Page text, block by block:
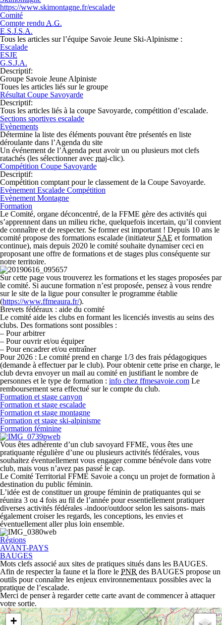
https://www.skimontagne.fr/escalade
Comité
Compte rendu A.G.
E.S.J.S.A.
Tous les articles sur l’équipe Savoie Jeune Ski-Alpinisme :
Escalade
ESJE
G.S.J.A.
Descriptif:
Groupe Savoie Jeune Alpiniste
Toues les articles liés sur le groupe
Résultat Coupe Savoyarde
Descriptif:
Tous les articles liés à la coupe Savoyarde, compétition d’escalade.
Sections sportives escalade
Evènements
Détermine la liste des éléments pouvant être présentés en liste
déroulante dans l’Agenda du site
Un événement de l’Agenda peut avoir un ou plusieurs mot clefs
ratachés (les sélectionner avec maj-clic).
Compétition Coupe Savoyarde
Descriptif:
Compétition comptant pour le classement de la Coupe Savoyarde.
Evènement Escalade Compétition
Evènement Montagne
Formation
Le Comité, organe déconcentré, de la FFME gère des activités qui
s’apprennent dans un milieu riche, quelquefois incertain, qu’il convient
de connaître et de respecter. Se former est important ! Depuis 10 ans le
comité propose des formations escalade (initiateur SAE et formation
continue), mais depuis 2020 le comité souhaite dynamiser ceci en
proposant une offre de formations et de stages plus conséquente sur
notre territoire.
Sur cette page vous trouverez les formations et les stages proposées par
le comité. Si aucune formation n’est proposée, pensez à vous rendre
sur le site de la ligue pour consulter le programme établie
(https://www.ffmeaura.fr/).
Brevets fédéraux : aide du comité
Le comité aide les clubs en formant les licenciés investis au seins des
clubs. Des formations sont possibles :
– Pour arbitrer
– Pour ouvrir et/ou équiper
– Pour encadrer et/ou entraîner
Pour 2026 : Le comité prend en charge 1/3 des frais pédagogiques
(demande à effectuer par le club). Pour obtenir cette prise en charge, le
club devra envoyer un mail au comité en justifiant le nombre de
personnes et le type de formation : info chez ffmesavoie.com Le
remboursement sera effectué sur le compte du club.
Formation et stage canyon
Formation et stage escalade
Formation et stage montagne
Formation et stage ski-alpinisme
Formation féminine
Vous êtes adhérente d’un club savoyard FFME, vous êtes une
pratiquante régulière d’une ou plusieurs activités fédérales, vous
souhaitez éventuellement vous engager comme bénévole dans votre
club, mais vous n’avez pas passé le cap.
Le Comité Territorial FFME Savoie a conçu un projet de formation à
destination du public féminin.
L’idée est de constituer un groupe féminin de pratiquantes qui se
réunira 3 ou 4 fois au fil de l’année pour essentiellement pratiquer
diverses activités fédérales -indoor/outdoor selon les saisons- mais
également croiser les regards, les conceptions, les envies et
éventuellement aller plus loin ensemble.
Régions
AVANT-PAYS
BAUGES
Mots clefs associé aux sites de pratiques situés dans les BAUGES.
Afin de respecter la faune et la flore le PNR des BAUGES propose un
outils pour connaître les enjeux environnementaux possibles avec la
pratique de l’escalade.
Merci de penser à regarder cette carte avant de commencer à attaquer
votre sortie.